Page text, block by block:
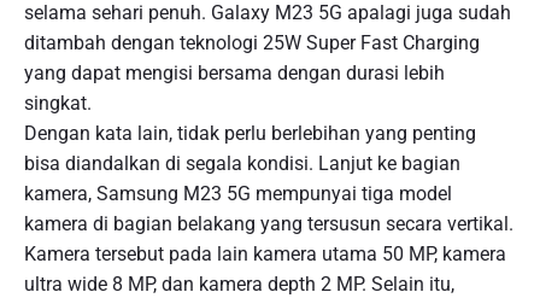
selama sehari penuh. Galaxy M23 5G apalagi juga sudah
ditambah dengan teknologi 25W Super Fast Charging
yang dapat mengisi bersama dengan durasi lebih
singkat.
Dengan kata lain, tidak perlu berlebihan yang penting
bisa diandalkan di segala kondisi. Lanjut ke bagian
kamera, Samsung M23 5G mempunyai tiga model
kamera di bagian belakang yang tersusun secara vertikal.
Kamera tersebut pada lain kamera utama 50 MP, kamera
ultra wide 8 MP, dan kamera depth 2 MP. Selain itu,